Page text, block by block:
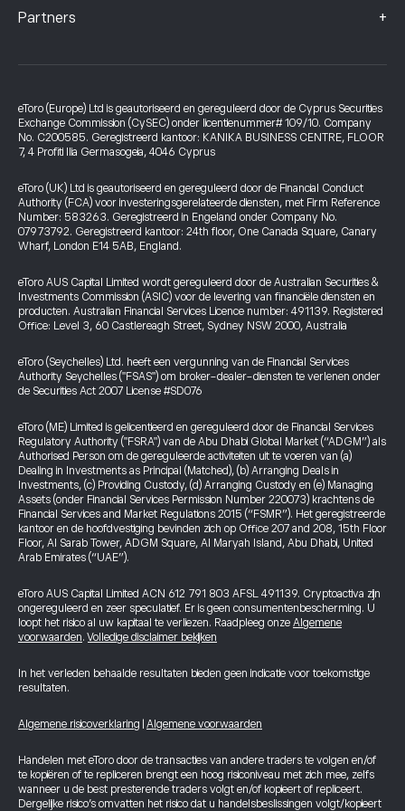
Partners +
eToro (Europe) Ltd is geautoriseerd en gereguleerd door de Cyprus Securities
Exchange Commission (CySEC) onder licentienummer# 109/10. Company
No. C200585. Geregistreerd kantoor: KANIKA BUSINESS CENTRE, FLOOR
7, 4 Profiti Ilia Germasogeia, 4046 Cyprus
eToro (UK) Ltd is geautoriseerd en gereguleerd door de Financial Conduct
Authority (FCA) voor investeringsgerelateerde diensten, met Firm Reference
Number: 583263. Geregistreerd in Engeland onder Company No.
07973792. Geregistreerd kantoor: 24th floor, One Canada Square, Canary
Wharf, London E14 5AB, England.
eToro AUS Capital Limited wordt gereguleerd door de Australian Securities &
Investments Commission (ASIC) voor de levering van financiële diensten en
producten. Australian Financial Services Licence number: 491139. Registered
Office: Level 3, 60 Castlereagh Street, Sydney NSW 2000, Australia
eToro (Seychelles) Ltd. heeft een vergunning van de Financial Services
Authority Seychelles ("FSAS") om broker-dealer-diensten te verlenen onder
de Securities Act 2007 License #SD076
eToro (ME) Limited is gelicentieerd en gereguleerd door de Financial Services
Regulatory Authority ("FSRA") van de Abu Dhabi Global Market (“ADGM”) als
Authorised Person om de gereguleerde activiteiten uit te voeren van (a)
Dealing in Investments as Principal (Matched), (b) Arranging Deals in
Investments, (c) Providing Custody, (d) Arranging Custody en (e) Managing
Assets (onder Financial Services Permission Number 220073) krachtens de
Financial Services and Market Regulations 2015 (“FSMR”). Het geregistreerde
kantoor en de hoofdvestiging bevinden zich op Office 207 and 208, 15th Floor
Floor, Al Sarab Tower, ADGM Square, Al Maryah Island, Abu Dhabi, United
Arab Emirates (“UAE”).
eToro AUS Capital Limited ACN 612 791 803 AFSL 491139. Cryptoactiva zijn
ongereguleerd en zeer speculatief. Er is geen consumentenbescherming. U
loopt het risico al uw kapitaal te verliezen. Raadpleeg onze Algemene
voorwaarden.Volledige disclaimer bekijken
In het verleden behaalde resultaten bieden geen indicatie voor toekomstige
resultaten.
Algemene risicoverklaring Algemene voorwaarden
Handelen met eToro door de transacties van andere traders te volgen en/of
te kopiëren of te repliceren brengt een hoog risiconiveau met zich mee, zelfs
wanneer u de best presterende traders volgt en/of kopieert of repliceert.
Dergelijke risico’s omvatten het risico dat u handelsbeslissingen volgt/kopieert